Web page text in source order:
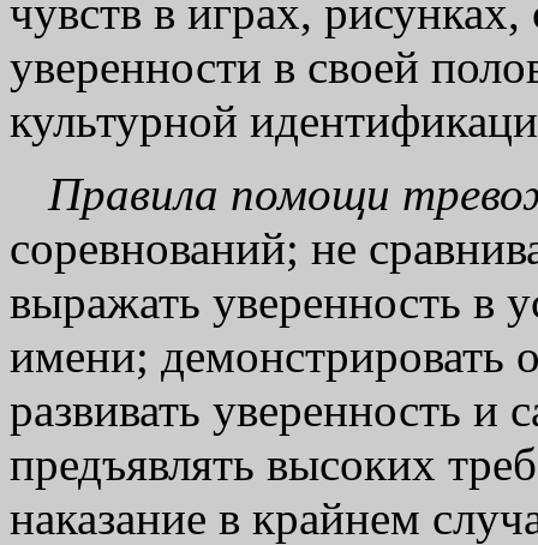
чувств в играх,
уверенности в своей
культурной
Правила помощи
соревнований; не
выражать уверенность в
имени; демонстрировать
развивать уверенность и
предъявлять высоких
наказание в крайнем